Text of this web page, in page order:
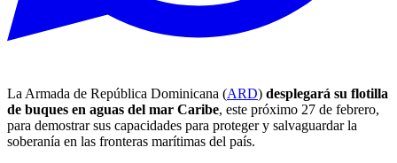
La Armada de República Dominicana (ARD) desplegará su flotilla
de buques en aguas del mar Caribe, este próximo 27 de febrero,
para demostrar sus capacidades para proteger y salvaguardar la
soberanía en las fronteras marítimas del país.